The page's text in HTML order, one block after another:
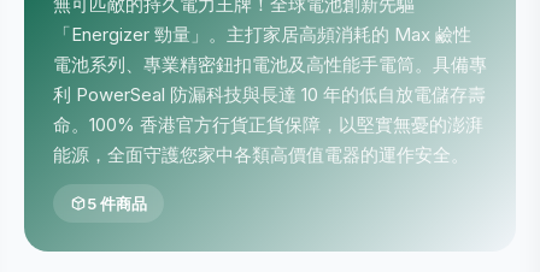
「Energizer 勁量」。主打家居高頻消耗的 Max 鹼性
電池系列、專業精密鈕扣電池及高性能手電筒。具備專
利 PowerSeal 防漏科技與長達 10 年的低自放電儲存壽
命。100% 香港官方行貨正貨保障，以堅實無憂的澎湃
能源，全面守護您家中各類高價值電器的運作安全。
5 件商品